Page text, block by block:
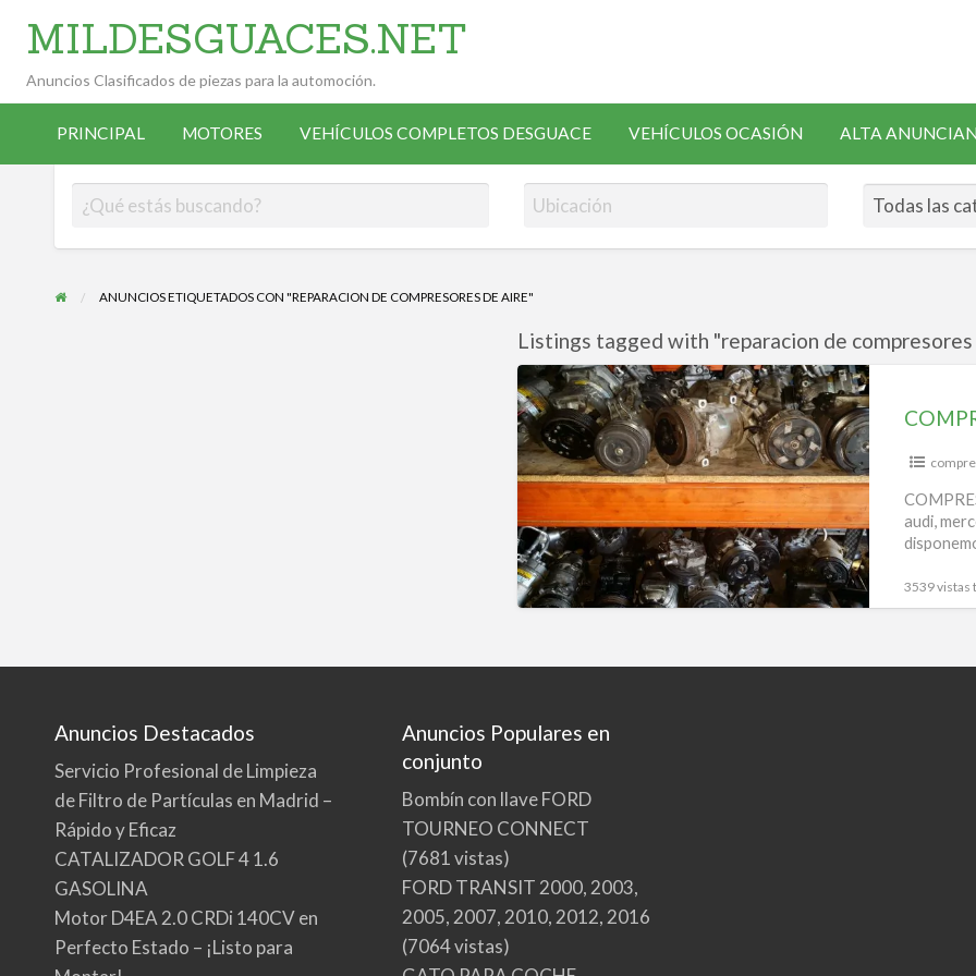
VEHÍCULOS
COMPLETOS
VEHÍCULOS
OCASIÓN
ALTA
ANUNCIANTE
SOLICITAR
RECAMBIOS
MILDESGUACES.NET
Anuncios Clasificados de piezas para la automoción.
PRINCIPAL MOTORES VEHÍCULOS COMPLETOS DESGUACE VEHÍCULOS OCASIÓN ALTA
ANUNCIOS ETIQUETADOS CON "REPARACION DE COMPRESORES DE AIRE"
Listings tagged with "reparacion de compresores
COMPRESORES
AIRE
ACONDICIONADO
audi,
3539 vistas
Anuncios Destacados
Servicio Profesional de Limpieza
de Filtro de Partículas en Madrid –
Rápido y Eficaz
CATALIZADOR GOLF 4 1.6
GASOLINA
Motor D4EA 2.0 CRDi 140CV en
Perfecto Estado – ¡Listo para
Anuncios Populares en
conjunto
Bombín con llave FORD
TOURNEO CONNECT
(7681 vistas)
FORD TRANSIT 2000, 2003,
2005, 2007, 2010, 2012, 2016
(7064 vistas)